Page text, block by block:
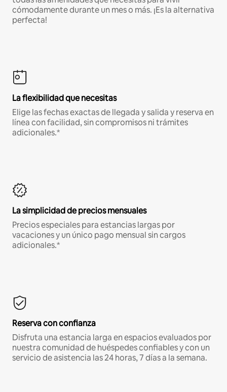
cómodamente durante un mes o más. ¡Es la alternativa
perfecta!
La flexibilidad que necesitas
Elige las fechas exactas de llegada y salida y reserva en
línea con facilidad, sin compromisos ni trámites
adicionales.*
La simplicidad de precios mensuales
Precios especiales para estancias largas por
vacaciones y un único pago mensual sin cargos
adicionales.*
Reserva con confianza
Disfruta una estancia larga en espacios evaluados por
nuestra comunidad de huéspedes confiables y con un
servicio de asistencia las 24 horas, 7 días a la semana.